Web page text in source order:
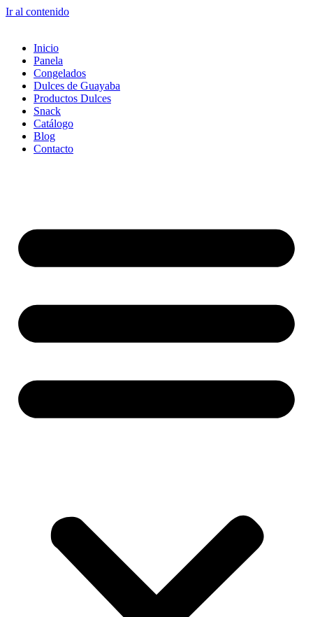
Ir al contenido
Inicio
Panela
Congelados
Dulces de Guayaba
Productos Dulces
Snack
Catálogo
Blog
Contacto